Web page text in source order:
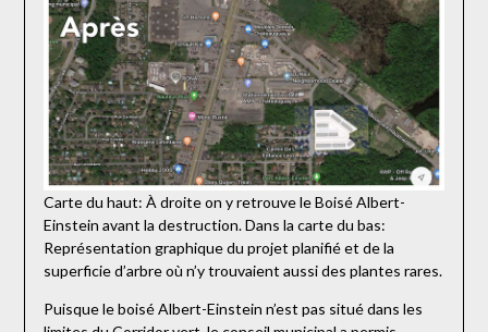
Carte du haut: À droite on y retrouve le Boisé Albert-
Einstein avant la destruction. Dans la carte du bas:
Représentation graphique du projet planifié et de la
superficie d’arbre où n’y trouvaient aussi des plantes rares.
Puisque le boisé Albert-Einstein n’est pas situé dans les